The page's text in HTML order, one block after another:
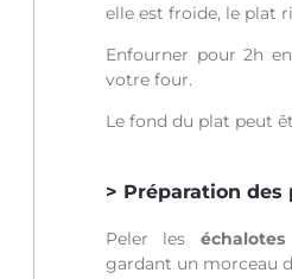
elle est froide, le plat
Enfourner pour 2h
votre four.
Le fond du plat peut
Préparation
Peler les échalotes
gardant un morceau